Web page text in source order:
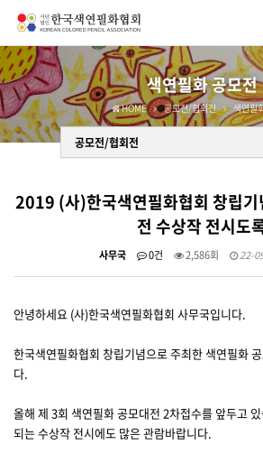
색연필화 공모전
HOME 공모전/협회전 색연필
공모전/협회전
2019 (사)한국색연필화협회 창립기
전 수상작 전시도
사무국 0건 2,586회 22-
안녕하세요 (사)한국색연필화협회 사무국입니다.
한국색연필화협회 창립기념으로 주최한 색연필화
다.
올해 제 3회 색연필화 공모대전 2차접수를 앞두고
되는 수상작 전시에도 많은 관람바랍니다.